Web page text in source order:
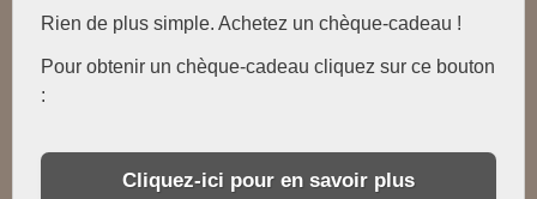
Rien de plus simple. Achetez un chèque-cadeau !
Pour obtenir un chèque-cadeau cliquez sur ce bouton
:
Cliquez-ici pour en savoir plus